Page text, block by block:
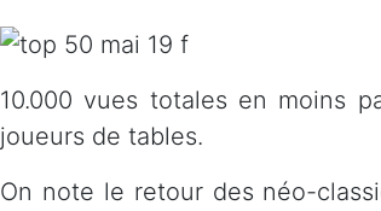
10.000 vues totales en moins
joueurs de tables.
On note le retour des néo-